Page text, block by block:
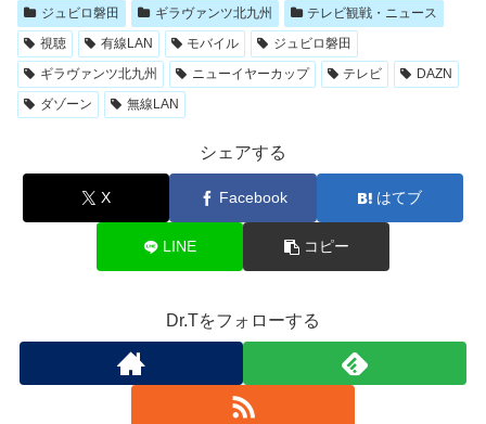
ジュビロ磐田 ギラヴァンツ北九州
テレビ観戦・ニュース
視聴
有線LAN モバイル
ジュビロ磐田
ギラヴァンツ北九州
ニューイヤーカップ テレビ
DAZN
ダゾーン
無線LAN
シェアする
X Facebook はてブ
LINE コピー
Dr.Tをフォローする